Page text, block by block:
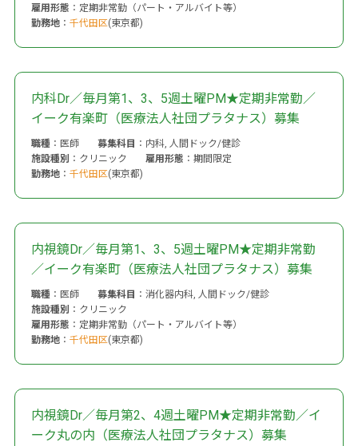
雇用形態 ：定期非常勤（パート・アルバイト等）
勤務地： 千代田区(東京都)
内科Dr／毎月第1、3、5週土曜PM★定期非常勤／
イーク有楽町（医療法人社団プラタナス）募集
職種 ：医師 募集科目 ：内科, 人間ドック/健診
施設種別 ：クリニック 雇用形態 ：期間限定
勤務地： 千代田区(東京都)
内視鏡Dr／毎月第1、3、5週土曜PM★定期非常勤
／イーク有楽町（医療法人社団プラタナス）募集
職種 ：医師 募集科目 ：消化器内科, 人間ドック/健診
施設種別 ：クリニック
雇用形態 ：定期非常勤（パート・アルバイト等）
勤務地： 千代田区(東京都)
内視鏡Dr／毎月第2、4週土曜PM★定期非常勤／イ
ーク丸の内（医療法人社団プラタナス）募集